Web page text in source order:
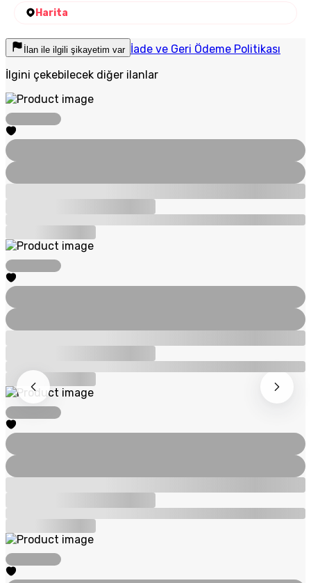
Harita
İlan ile ilgili şikayetim var İade ve Geri Ödeme Politikası
İlgini çekebilecek diğer ilanlar